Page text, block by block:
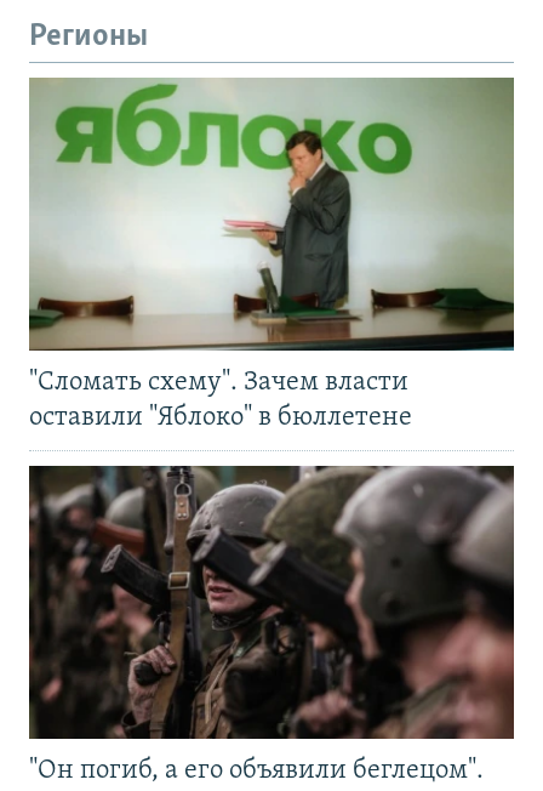
Регионы
"Сломать схему". Зачем власти
оставили "Яблоко" в бюллетене
"Он погиб, а его объявили беглецом".